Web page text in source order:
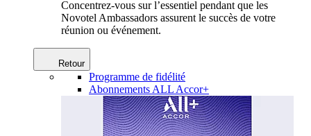
Concentrez-vous sur l’essentiel pendant que les
Novotel Ambassadors assurent le succès de votre
réunion ou événement.
Retour
Programme de fidélité
Abonnements ALL Accor+